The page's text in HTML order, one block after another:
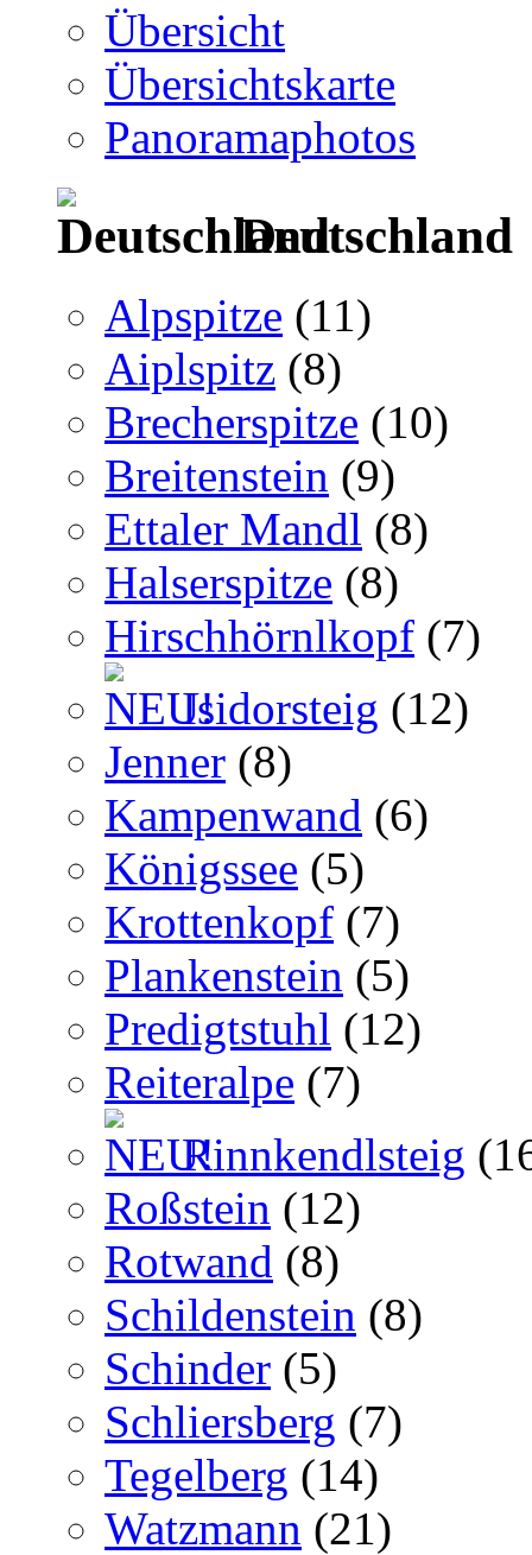
Übersicht
Übersichtskarte
Panoramaphotos
Deutschland
Alpspitze (11)
Aiplspitz (8)
Brecherspitze (10)
Breitenstein (9)
Ettaler Mandl (8)
Halserspitze (8)
Hirschhörnlkopf (7)
Isidorsteig (12)
Jenner (8)
Kampenwand (6)
Königssee (5)
Krottenkopf (7)
Plankenstein (5)
Predigtstuhl (12)
Reiteralpe (7)
Rinnkendlsteig
Roßstein (12)
Rotwand (8)
Schildenstein (8)
Schinder (5)
Schliersberg (7)
Tegelberg (14)
Watzmann (21)